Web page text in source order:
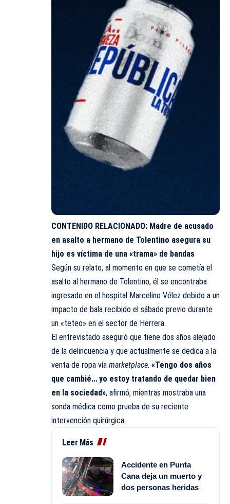
CONTENIDO RELACIONADO: Madre de acusado
en asalto a hermano de Tolentino asegura su
hijo es víctima de una «trama» de bandas
Según su relato, al momento en que se cometía el
asalto al hermano de Tolentino, él se encontraba
ingresado en el hospital Marcelino Vélez debido a un
impacto de bala recibido el sábado previo durante
un «teteo» en el sector de Herrera.
El entrevistado aseguró que tiene dos años alejado
de la delincuencia y que actualmente se dedica a la
venta de ropa vía marketplace. «Tengo dos años
que cambié… yo estoy tratando de quedar bien
en la sociedad», afirmó, mientras mostraba una
sonda médica como prueba de su reciente
intervención quirúrgica.
Leer Más
Accidente en Punta
Cana deja un muerto y
dos personas heridas